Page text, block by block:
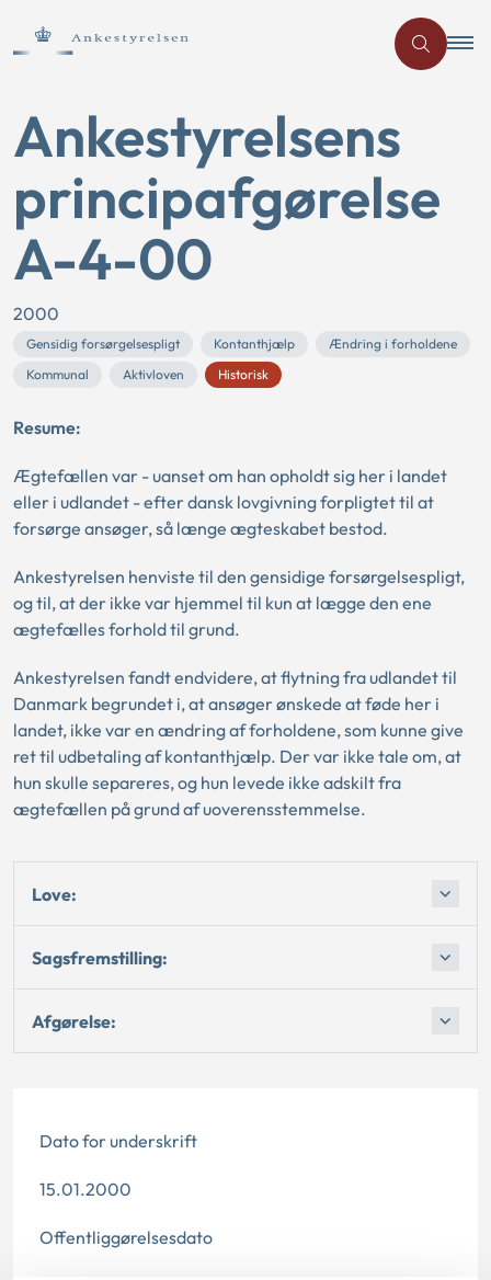
Ankestyrelsens
principafgørelse
A-4-00
2000
Gensidig forsørgelsespligt Kontanthjælp
Ændring i forholdene
Kommunal
Aktivloven Historisk
Resume:
Ægtefællen var - uanset om han opholdt sig her i landet
eller i udlandet - efter dansk lovgivning forpligtet til at
forsørge ansøger, så længe ægteskabet bestod.
Ankestyrelsen henviste til den gensidige forsørgelsespligt,
og til, at der ikke var hjemmel til kun at lægge den ene
ægtefælles forhold til grund.
Ankestyrelsen fandt endvidere, at flytning fra udlandet til
Danmark begrundet i, at ansøger ønskede at føde her i
landet, ikke var en ændring af forholdene, som kunne give
ret til udbetaling af kontanthjælp. Der var ikke tale om, at
hun skulle separeres, og hun levede ikke adskilt fra
ægtefællen på grund af uoverensstemmelse.
Love:
Sagsfremstilling:
Afgørelse:
Dato for underskrift
15.01.2000
Offentliggørelsesdato